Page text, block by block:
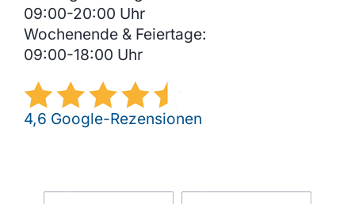
09:00-20:00 Uhr
Wochenende & Feiertage:
09:00-18:00 Uhr
4,6 Google-Rezensionen